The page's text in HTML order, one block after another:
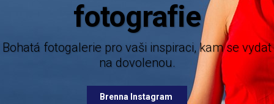
pro vaši inspiraci, kam se vydat
Brenna Instagram
Mějte dokonalý přehled o novinkách z
nabízených destinací.
Brenna Facebook